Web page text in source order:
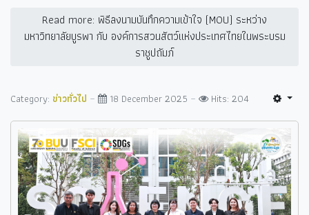
Read more: พิธีลงนามบันทึกความเข้าใจ (MOU) ระหว่าง
มหาวิทยาลัยบูรพา กับ องค์การสวนสัตว์แห่งประเทศไทยในพระบรม
ราชูปถัมภ์
Category: ข่าวทั่วไป 18 December 2025 Hits: 204